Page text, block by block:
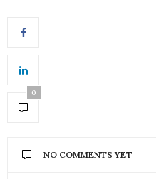
0
NO COMMENTS YET